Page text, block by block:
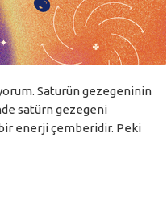
Saturün gezegeninin
satürn gezegeni
bir enerji çemberidir. Peki